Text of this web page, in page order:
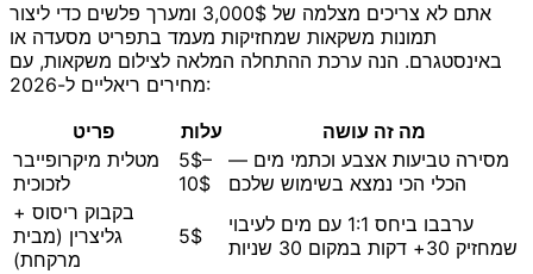
אתם לא צריכים מצלמה של 3,000$ ומערך פלשים כדי ליצור
תמונות משקאות שמחזיקות מעמד בתפריט מסעדה או
באינסטגרם. הנה ערכת ההתחלה המלאה לצילום משקאות, עם
מחירים ריאליים ל-2026:
פריט
עלות
מה זה עושה
מטלית מיקרופייבר
לזכוכית
5$–
10$
מסירה טביעות אצבע וכתמי מים —
הכלי הכי נמצא בשימוש שלכם
בקבוק ריסוס +
גליצרין (מבית
מרקחת)
5$
ערבבו ביחס 1:1 עם מים לעיבוי
שמחזיק 30+ דקות במקום 30 שניות